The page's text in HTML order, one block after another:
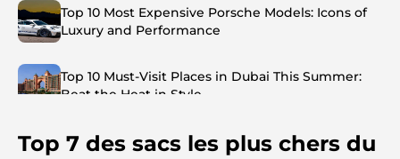
Top 10 Most Expensive Porsche Models: Icons of
Luxury and Performance
Top 10 Must-Visit Places in Dubai This Summer:
Beat the Heat in Style
Top 7 Busiest Airports in the World: Hub of Global
Top 7 des sacs les plus chers du